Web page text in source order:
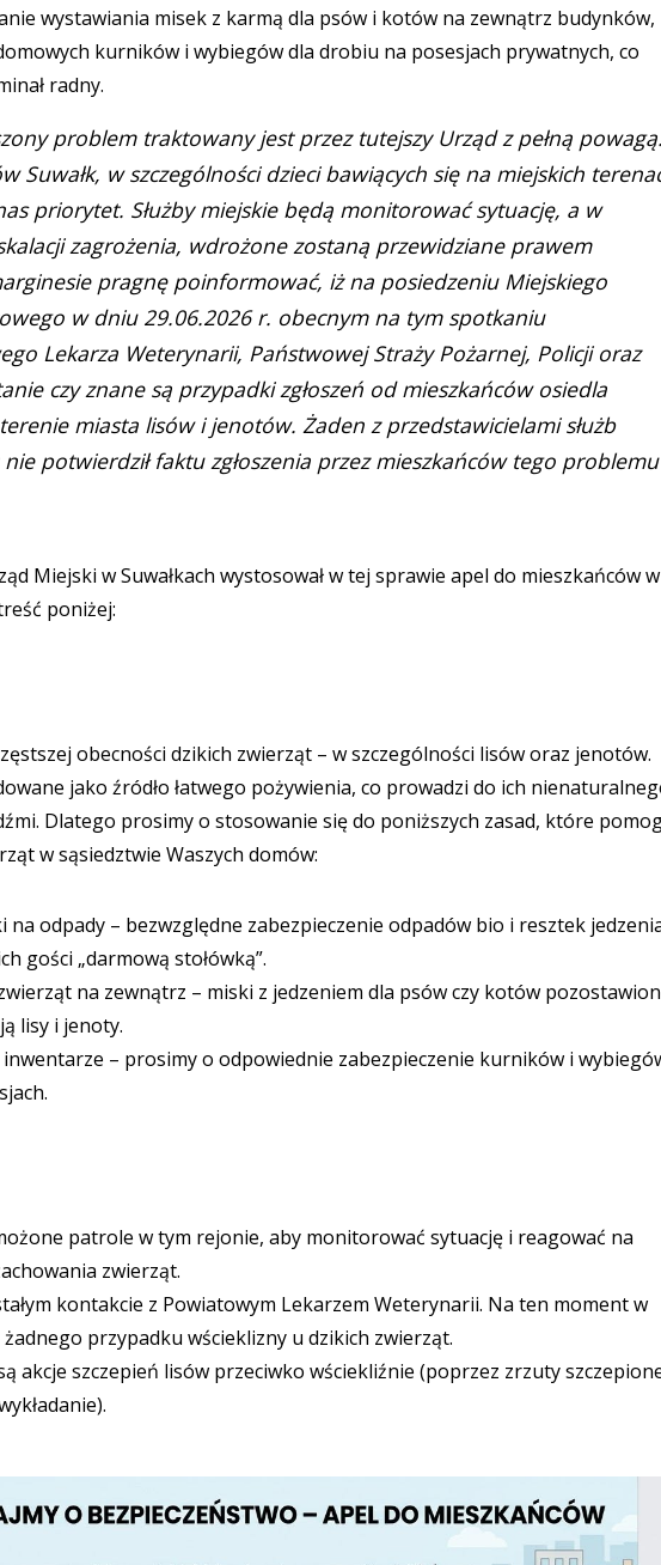
wystawiania misek z karmą dla psów i kotów na zewnątrz budynków,
kurników i wybiegów dla drobiu na posesjach prywatnych, co
radny.
problem traktowany jest przez tutejszy Urząd z pełną powagą.
Suwałk, w szczególności dzieci bawiących się na miejskich
priorytet. Służby miejskie będą monitorować sytuację, a w
zagrożenia, wdrożone zostaną przewidziane prawem
pragnę poinformować, iż na posiedzeniu Miejskiego
w dniu 29.06.2026 r. obecnym na tym spotkaniu
Lekarza Weterynarii, Państwowej Straży Pożarnej, Policji oraz
czy znane są przypadki zgłoszeń od mieszkańców osiedla
miasta lisów i jenotów. Żaden z przedstawicielami służb
potwierdził faktu zgłoszenia przez mieszkańców tego
Miejski w Suwałkach wystosował w tej sprawie apel do mieszkańców w
poniżej:
obecności dzikich zwierząt – w szczególności lisów oraz jenotów.
jako źródło łatwego pożywienia, co prowadzi do ich
Dlatego prosimy o stosowanie się do poniższych zasad, które
w sąsiedztwie Waszych domów:
na odpady – bezwzględne zabezpieczenie odpadów bio i resztek
gości „darmową stołówką”.
na zewnątrz – miski z jedzeniem dla psów czy kotów
lisy i jenoty.
– prosimy o odpowiednie zabezpieczenie kurników i
patrole w tym rejonie, aby monitorować sytuację i reagować na
zwierząt.
kontakcie z Powiatowym Lekarzem Weterynarii. Na ten moment w
przypadku wścieklizny u dzikich zwierząt.
akcje szczepień lisów przeciwko wściekliźnie (poprzez zrzuty